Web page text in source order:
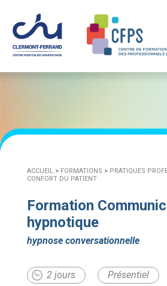
ACCUEIL> FORMATIONS > PRATIQUES
CONFORT DU PATIENT
Formation
hypnotique
hypnose conversationnelle
2 jours Présentiel